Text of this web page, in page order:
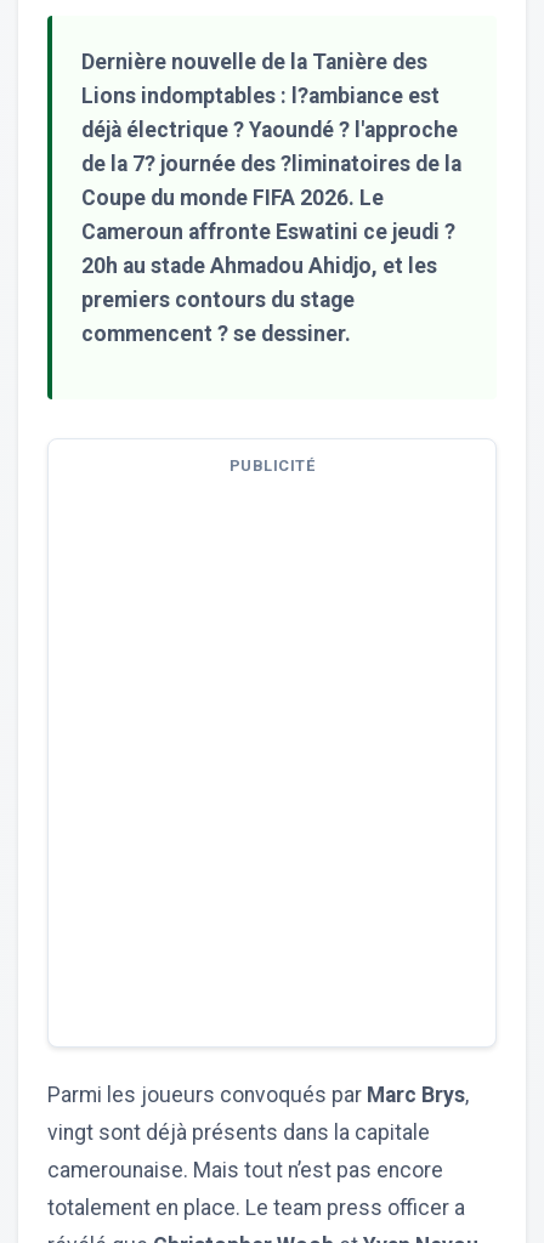
Dernière nouvelle de la Tanière des
Lions indomptables : l?ambiance est
déjà électrique ? Yaoundé ? l'approche
de la 7? journée des ?liminatoires de la
Coupe du monde FIFA 2026. Le
Cameroun affronte Eswatini ce jeudi ?
20h au stade Ahmadou Ahidjo, et les
premiers contours du stage
commencent ? se dessiner.
PUBLICITÉ
Parmi les joueurs convoqués par Marc Brys,
vingt sont déjà présents dans la capitale
camerounaise. Mais tout n’est pas encore
totalement en place. Le team press officer a